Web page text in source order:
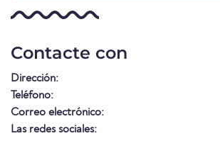
Contacte con
Dirección:
Teléfono:
Correo electrónico:
Las redes sociales: